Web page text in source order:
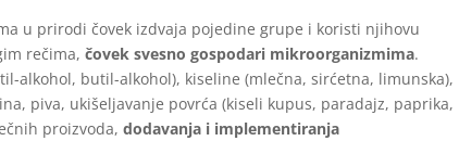
u prirodi čovek izdvaja pojedine grupe i koristi njihovu
rečima,čovek svesno gospodari mikroorganizmima.
alkohol, butil-alkohol), kiseline (mlečna, sirćetna, limunska),
piva, ukišeljavanje povrća (kiseli kupus, paradajz, paprika,
proizvoda,dodavanja i implementiranja